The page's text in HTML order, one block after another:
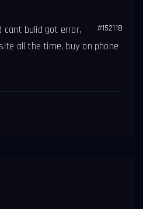
#152118
cant bulid got error,
all the time, buy on phone